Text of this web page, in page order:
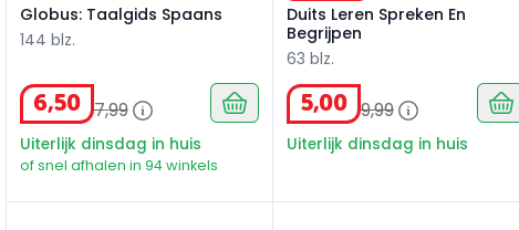
Globus: Taalgids Spaans
144 blz.
6,50 7,99
Uiterlijk dinsdag in huis
of snel afhalen in 94 winkels
Duits Leren Spreken En
Begrijpen
63 blz.
5,00 9,99
Uiterlijk dinsdag in huis